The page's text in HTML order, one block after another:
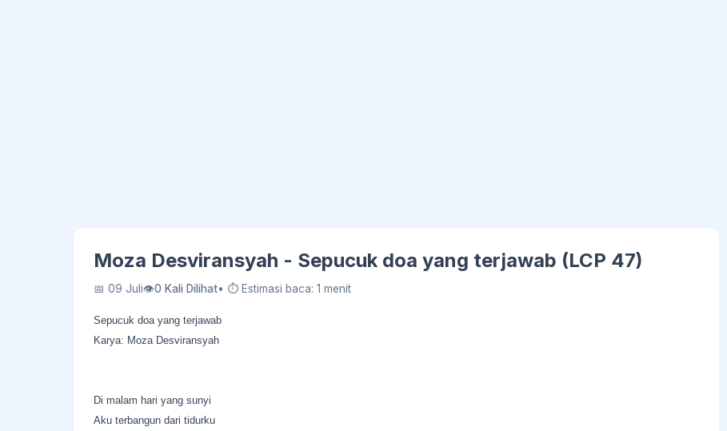
Moza Desviransyah - Sepucuk doa yang terjawab (LCP 47)
📅 09 Juli👁0 Kali Dilihat• ⏱ Estimasi baca: 1 menit
Sepucuk doa yang terjawab
Karya: Moza Desviransyah
Di malam hari yang sunyi
Aku terbangun dari tidurku